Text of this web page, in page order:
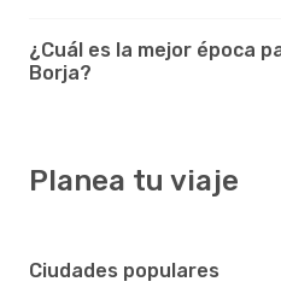
¿Cuál es la mejor época
Borja?
Planea tu viaje
Ciudades populares